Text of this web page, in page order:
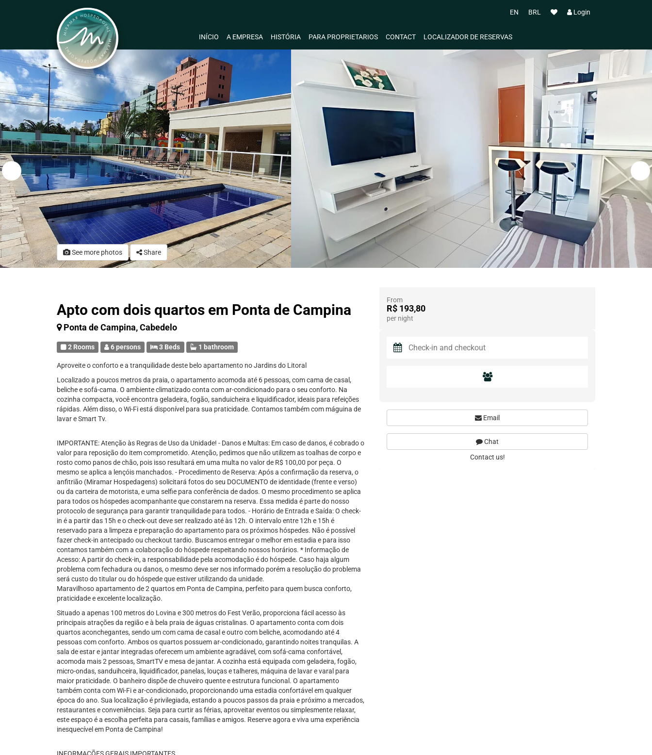
EN BRL Login
INÍCIO A EMPRESA HISTÓRIA PARA PROPRIETARIOS CONTACT LOCALIZADOR DE RESERVAS
See more photos Share
Apto com dois quartos em Ponta de Campina
Ponta de Campina, Cabedelo
2 Rooms 6 persons 3 Beds 1 bathroom
Aproveite o conforto e a tranquilidade deste belo apartamento no Jardins do Litoral
Localizado a poucos metros da praia, o apartamento acomoda até 6 pessoas, com cama de casal,
beliche e sofá-cama. O ambiente climatizado conta com ar-condicionado para o seu conforto. Na
cozinha compacta, você encontra geladeira, fogão, sanduicheira e liquidificador, ideais para refeições
rápidas. Além disso, o Wi-Fi está disponível para sua praticidade. Contamos também com máguina de
lavar e Smart Tv.
IMPORTANTE: Atenção às Regras de Uso da Unidade! - Danos e Multas: Em caso de danos, é cobrado o
valor para reposição do item comprometido. Atenção, pedimos que não utilizem as toalhas de corpo e
rosto como panos de chão, pois isso resultará em uma multa no valor de R$ 100,00 por peça. O
mesmo se aplica a lençóis manchados. - Procedimento de Reserva: Após a confirmação da reserva, o
anfitrião (Miramar Hospedagens) solicitará fotos do seu DOCUMENTO de identidade (frente e verso)
ou da carteira de motorista, e uma selfie para conferência de dados. O mesmo procedimento se aplica
para todos os hóspedes acompanhante que constarem na reserva. Essa medida é parte do nosso
protocolo de segurança para garantir tranquilidade para todos. - Horário de Entrada e Saída: O check-
in é a partir das 15h e o check-out deve ser realizado até às 12h. O intervalo entre 12h e 15h é
reservado para a limpeza e preparação do apartamento para os próximos hóspedes. Não é possível
fazer check-in antecipado ou checkout tardio. Buscamos entregar o melhor em estadia e para isso
contamos também com a colaboração do hóspede respeitando nossos horários. * Informação de
Acesso: A partir do check-in, a responsabilidade pela acomodação é do hóspede. Caso haja algum
problema com fechadura ou danos, o mesmo deve ser nos informado porém a resolução do problema
será custo do titular ou do hóspede que estiver utilizando da unidade.
Maravilhoso apartamento de 2 quartos em Ponta de Campina, perfeito para quem busca conforto,
praticidade e excelente localização.
Situado a apenas 100 metros do Lovina e 300 metros do Fest Verão, proporciona fácil acesso às
principais atrações da região e à bela praia de águas cristalinas. O apartamento conta com dois
quartos aconchegantes, sendo um com cama de casal e outro com beliche, acomodando até 4
pessoas com conforto. Ambos os quartos possuem ar-condicionado, garantindo noites tranquilas. A
sala de estar e jantar integradas oferecem um ambiente agradável, com sofá-cama confortável,
acomoda mais 2 pessoas, SmartTV e mesa de jantar. A cozinha está equipada com geladeira, fogão,
micro-ondas, sanduihceira, liquidificador, panelas, louças e talheres, máquina de lavar e varal para
maior praticidade. O banheiro dispõe de chuveiro quente e estrutura funcional. O apartamento
também conta com Wi-Fi e ar-condicionado, proporcionando uma estadia confortável em qualquer
época do ano. Sua localização é privilegiada, estando a poucos passos da praia e próximo a mercados,
restaurantes e conveniências. Seja para curtir as férias, aproveitar eventos ou simplesmente relaxar,
este espaço é a escolha perfeita para casais, famílias e amigos. Reserve agora e viva uma experiência
inesquecível em Ponta de Campina!
From
R$ 193,80
per night
Email
Chat
Contact us!